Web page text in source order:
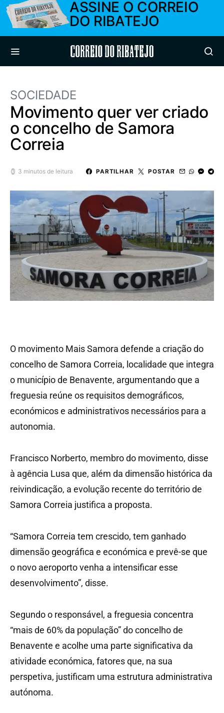
ASSINE O CORREIO
DO RIBATEJO
Correio do Ribatejo
SOCIEDADE
Movimento quer ver criado
o concelho de Samora
Correia
3 minutos de leitura PARTILHAR POSTAR
O movimento Mais Samora defende a criação do
concelho de Samora Correia, localidade que integra
o município de Benavente, argumentando que a
freguesia reúne os requisitos demográficos,
económicos e administrativos necessários para a
autonomia.
Francisco Norberto, membro do movimento, disse
à agência Lusa que, além da dimensão histórica da
reivindicação, a evolução recente do território de
Samora Correia justifica a proposta.
“Samora Correia tem crescido, tem ganhado
dimensão geográfica e económica e prevê-se que
o novo aeroporto venha a intensificar esse
desenvolvimento”, disse.
Segundo o responsável, a freguesia concentra
“mais de 60% da população” do concelho de
Benavente e acolhe uma parte significativa da
atividade económica, fatores que, na sua
perspetiva, justificam uma estrutura administrativa
autónoma.